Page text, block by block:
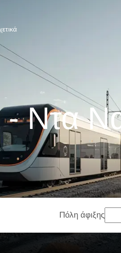
Ντα
Πόλη άφιξης